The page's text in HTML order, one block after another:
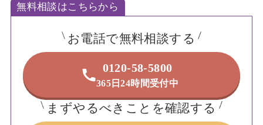
無料相談はこちらから
お電話で無料相談する
0120-58-5800
365日24時間受付中
まずやるべきことを確認する